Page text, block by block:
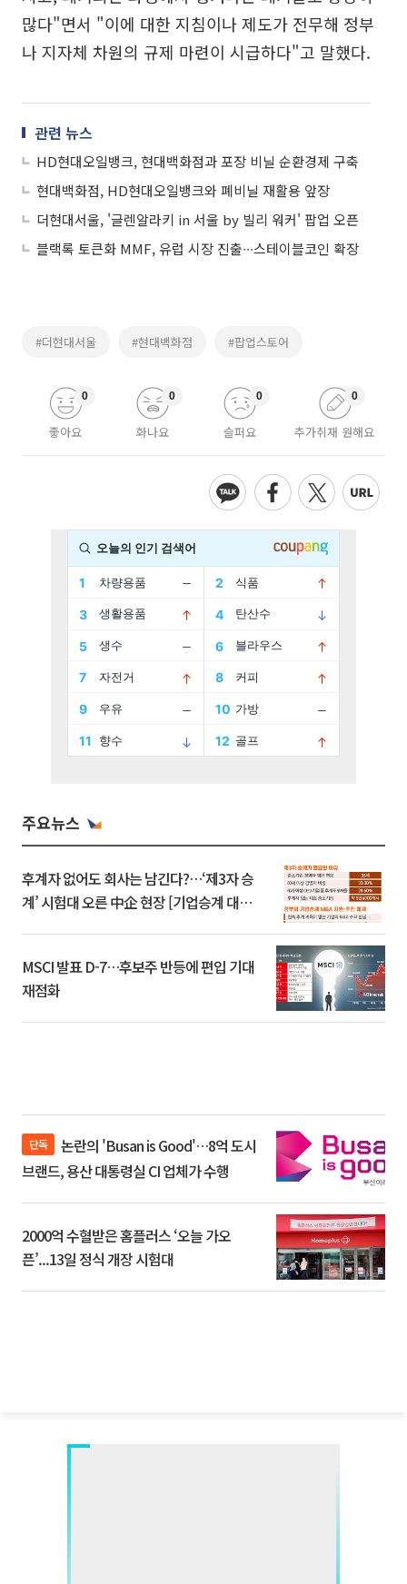
많다"면서 "이에 대한 지침이나 제도가 전무해 정부
나 지자체 차원의 규제 마련이 시급하다"고 말했다.
관련 뉴스
HD현대오일뱅크, 현대백화점과 포장 비닐 순환경제 구축
현대백화점, HD현대오일뱅크와 폐비닐 재활용 앞장
더현대서울, '글렌알라키 in 서울 by 빌리 워커' 팝업 오픈
블랙록 토큰화 MMF, 유럽 시장 진출∙∙∙스테이블코인 확장
#더현대서울 #현대백화점 #팝업스토어
좋아요
0
화나요
0
슬퍼요
0
추가취재 원해요
0
주요뉴스
후계자 없어도 회사는 남긴다?…‘제3자 승
계’ 시험대 오른 中企 현장 [기업승계 대전
MSCI 발표 D-7…후보주 반등에 편입 기대
재점화
단독
브랜드, 용산 대통령실 CI 업체가 수행
2000억 수혈받은 홈플러스 ‘오늘 가오
픈’...13일 정식 개장 시험대